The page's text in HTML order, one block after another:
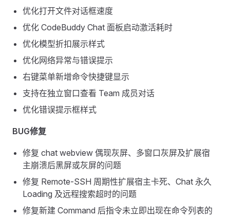
优化打开文件对话框速度
优化 CodeBuddy Chat 面板启动激活耗时
优化模型折扣展示样式
优化网络异常与错误提示
右键菜单新增命令快捷键显示
支持在独立窗口查看 Team 成员对话
优化错误提示框样式
BUG修复
修复 chat webview 偶现灰屏、多窗口灰屏及扩展宿
主崩溃后黑屏或灰屏的问题
修复 Remote-SSH 周期性扩展宿主卡死、Chat 永久
Loading 及远程搜索超时的问题
修复新建 Command 后指令未立即出现在命令列表的